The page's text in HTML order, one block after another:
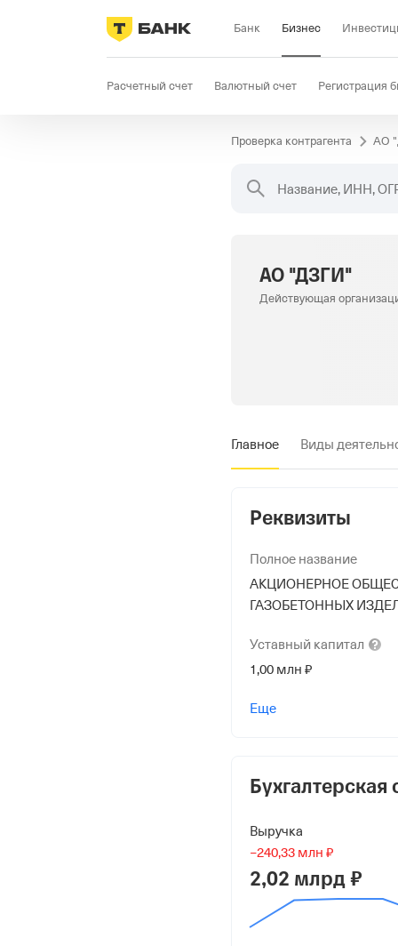
Банк Бизнес
Расчетный счет Валютный счет Регистрация
Продажи Селлер Госзакупки
Проверка контрагента АО
Название, ИНН,
АО "ДЗГИ"
Действующая
Главное Виды
Реквизиты
Полное название
АКЦИОНЕРНОЕ
ГАЗОБЕТОННЫХ
Уставный капитал
1,00 млн ₽
Средний бизнес
4 июля 2007
Юридический адрес
141862, Московская
195
Еще
Бухгалтерская
Выручка
−240,33 млн ₽
2,02 млрд ₽